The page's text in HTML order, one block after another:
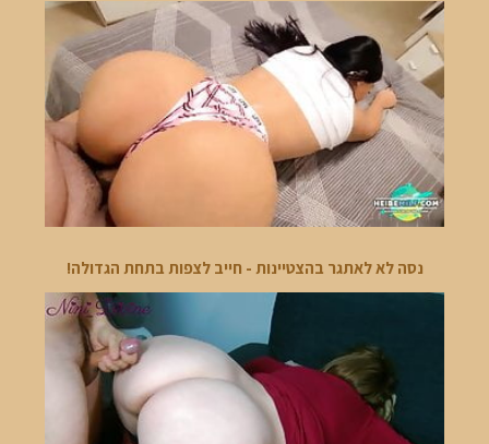
נסה לא לאתגר בהצטיינות - חייב לצפות בתחת הגדולה!